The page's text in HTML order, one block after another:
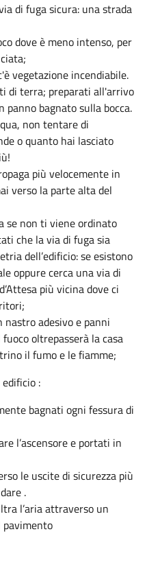
di fuga sicura: una strada
dove è meno intenso, per
vegetazione incendiabile.
di terra; preparati all'arrivo
panno bagnato sulla bocca.
non tentare di
o quanto hai lasciato
più velocemente in
verso la parte alta del
se non ti viene ordinato
che la via di fuga sia
dell’edificio: se esistono
oppure cerca una via di
più vicina dove ci
nastro adesivo e panni
oltrepasserà la casa
il fumo e le fiamme;
:
bagnati ogni fessura di
l’ascensore e portati in
le uscite di sicurezza più
.
l’aria attraverso un
pavimento